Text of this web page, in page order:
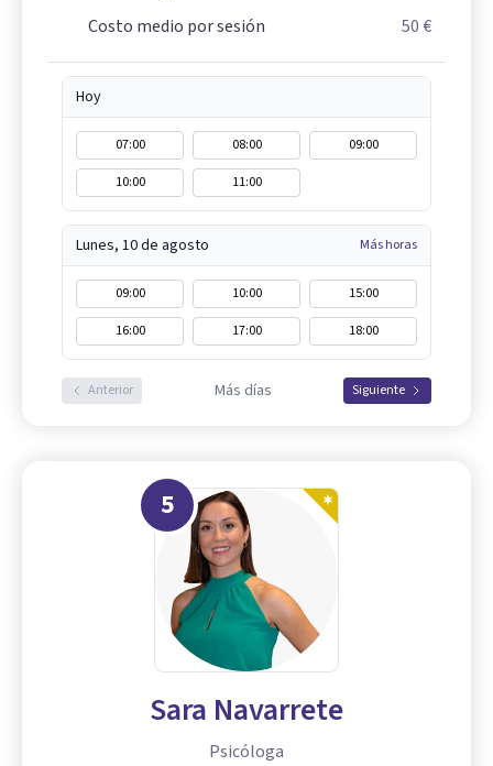
Costo medio por sesión
50 €
Hoy
07:00 08:00
09:00
10:00
11:00
Lunes, 10 de agosto Más horas
09:00 10:00
15:00
16:00
17:00 18:00
Anterior Más días Siguiente
5
Sara Navarrete
Psicóloga